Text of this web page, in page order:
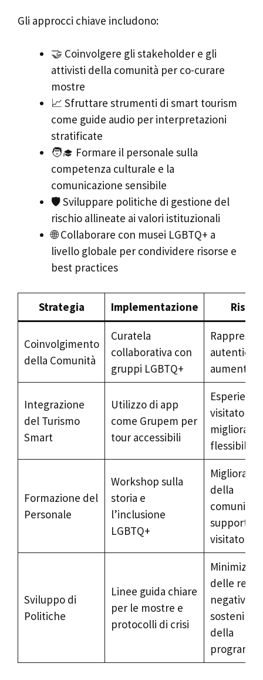
Gli approcci chiave includono:
🤝 Coinvolgere gli stakeholder e gli
attivisti della comunità per co-curare
mostre
📈 Sfruttare strumenti di smart tourism
come guide audio per interpretazioni
stratificate
🧑‍🎓 Formare il personale sulla
competenza culturale e la
comunicazione sensibile
🛡️ Sviluppare politiche di gestione del
rischio allineate ai valori istituzionali
🌐 Collaborare con musei LGBTQ+ a
livello globale per condividere risorse e
best practices
Strategia Implementazione
Coinvolgimento
della Comunità
Curatela
collaborativa con
gruppi LGBTQ+
autentica
aumentata
Integrazione
del Turismo
Smart
Utilizzo di app
come Grupem per
tour accessibili
visitatori
migliorata
flessibilità
Formazione del
Personale
Workshop sulla
storia e
l’inclusione
LGBTQ+
della
supporto ai
visitatori
Sviluppo di
Politiche
Linee guida chiare
per le mostre e
protocolli di crisi
delle
negative e
della